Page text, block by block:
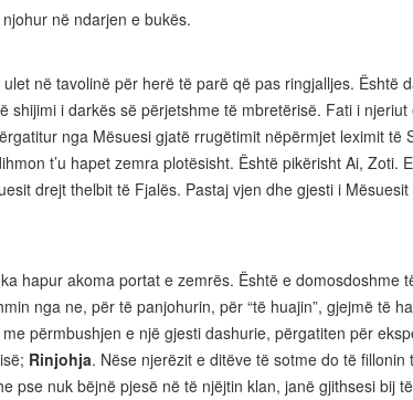
në ndarjen e bukës.
në tavolinë për herë të parë që pas ringjalljes. Është
shijimi i darkës së përjetshme të mbretërisë. Fati i njeriut
nga Mësuesi gjatë rrugëtimit nëpërmjet leximit të
t’u hapet zemra plotësisht. Është pikërisht Ai, Zoti.
drejt thelbit të Fjalës. Pastaj vjen dhe gjesti i Mësuesit
hapur akoma portat e zemrës. Është e domosdoshme
nga ne, për të panjohurin, për “të huajin”, gjejmë të
përmbushjen e një gjesti dashurie, përgatiten për
Rinjohja. Nëse njerëzit e ditëve të sotme do të fillonin
pse nuk bëjnë pjesë në të njëjtin klan, janë gjithsesi bij